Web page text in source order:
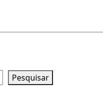
Pesquisar